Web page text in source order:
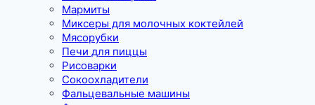
Мармиты
Миксеры для молочных коктейлей
Мясорубки
Печи для пиццы
Рисоварки
Сокоохладители
Фальцевальные машины